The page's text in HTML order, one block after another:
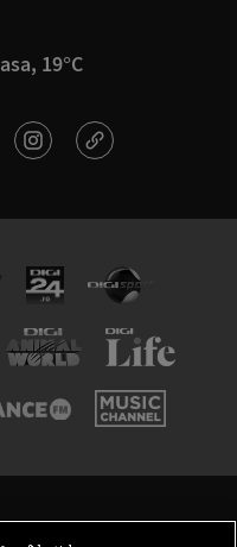
19°C